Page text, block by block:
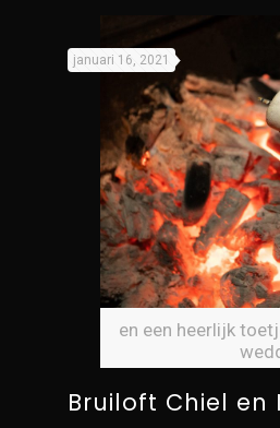
en een heerlijk
januari 16, 2021
Bruiloft Chiel en